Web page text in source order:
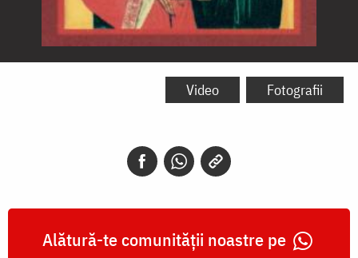
Sfânta
Video Fotografii
Alătură-te comunității noastre pe